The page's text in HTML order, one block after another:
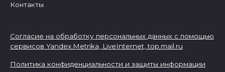
Контакты
Согласие на обработку персональных данных с помощью
сервисов Yandex.Metrika, LiveInternet,top.mail.ru
Политика конфиденциальности и защиты информации